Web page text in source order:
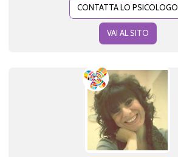
CONTATTA LO PSICOLOGO
VAI AL SITO